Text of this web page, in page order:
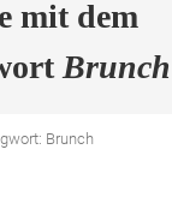
mit dem
Brunch
Brunch